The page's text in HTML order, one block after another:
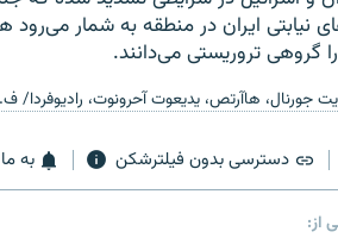
نیابتی ایران در منطقه به شمار
گروهی تروریستی می‌دانند.
جورنال، هاآرتص، یدیعوت آحرونوت،
دسترسی بدون فیلترشکن به
از: